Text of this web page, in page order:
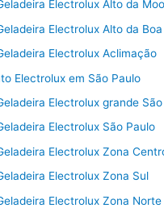
Electrolux Alto da
Electrolux Alto da
Electrolux Aclimação
Electrolux em São Paulo
Electrolux grande
Electrolux São Paulo
Electrolux Zona
Electrolux Zona Sul
Electrolux Zona Norte